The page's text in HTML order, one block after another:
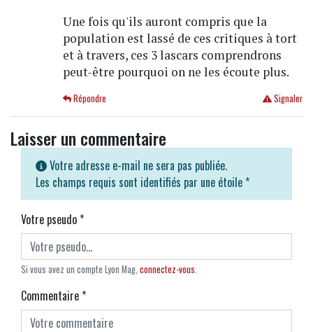
Une fois qu'ils auront compris que la
population est lassé de ces critiques à tort
et à travers, ces 3 lascars comprendrons
peut-être pourquoi on ne les écoute plus.
Signaler
Répondre
Laisser un commentaire
Votre adresse e-mail ne sera pas publiée.
Les champs requis sont identifiés par une étoile *
Votre pseudo*
Si vous avez un compte Lyon Mag, connectez-vous
Commentaire*